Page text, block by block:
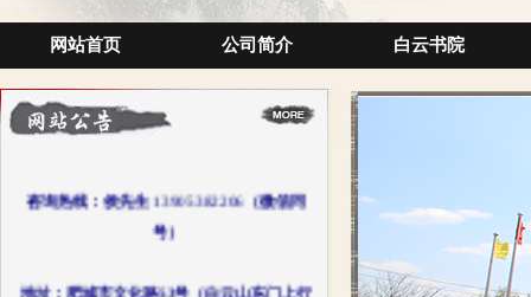
网站首页 公司简介 白云书院